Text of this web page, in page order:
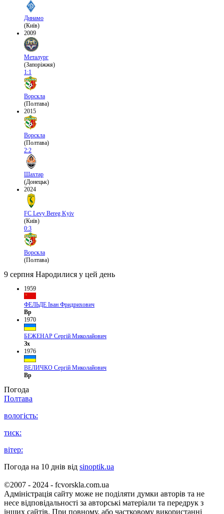
Динамо
(Київ)
2009
Металург
(Запоріжжя)
1:1
Ворскла
(Полтава)
2015
Ворскла
(Полтава)
2:2
Шахтар
(Донецьк)
2024
FC Levy Bereg Kyiv
(Київ)
0:3
Ворскла
(Полтава)
9 серпня Народилися у цей день
1959
ФЕЛЬДЕ Іван Фридрихович
Вр
1970
БЕЖЕНАР Сергій Миколайович
Зх
1976
ВЕЛИЧКО Сергій Миколайович
Вр
Погода
Полтава
вологість:
тиск:
вітер:
Погода на 10 днів від sinoptik.ua
©2007 - 2024 - fcvorskla.com.ua
Адміністрація сайту може не поділяти думки авторів та не
несе відповідальності за авторські матеріали та передрук з
інших сайтів. При повному, або частковому використанні